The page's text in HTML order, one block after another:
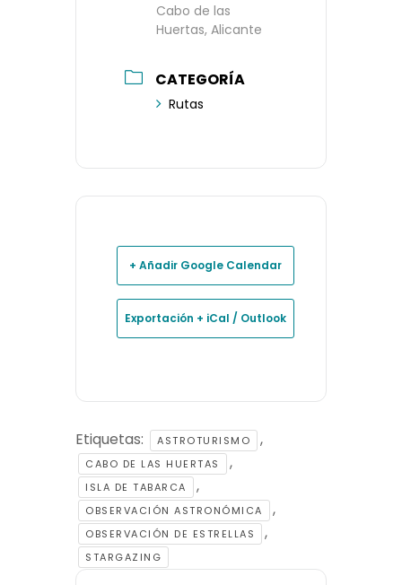
Cabo de las
Huertas, Alicante
CATEGORÍA
Rutas
+ Añadir Google Calendar
Exportación + iCal / Outlook
Etiquetas: ASTROTURISMO ,
CABO DE LAS HUERTAS ,
ISLA DE TABARCA ,
OBSERVACIÓN ASTRONÓMICA ,
OBSERVACIÓN DE ESTRELLAS ,
STARGAZING